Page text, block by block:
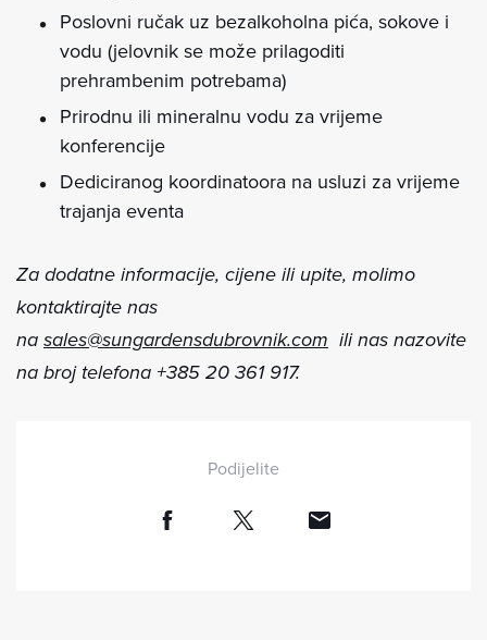
Poslovni ručak uz bezalkoholna pića, sokove i
vodu (jelovnik se može prilagoditi
prehrambenim potrebama)
Prirodnu ili mineralnu vodu za vrijeme
konferencije
Dediciranog koordinatoora na usluzi za vrijeme
trajanja eventa
Za dodatne informacije, cijene ili upite, molimo
kontaktirajte nas
nasales@sungardensdubrovnik.com ili nas nazovite
na broj telefona +385 20 361 917.
Podijelite